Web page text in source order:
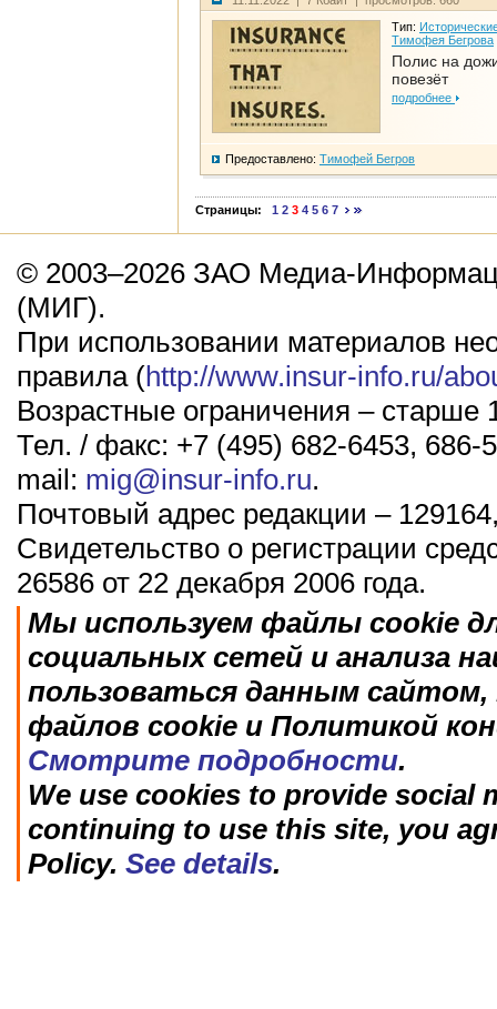
Тип:
Тимофея Бегрова
Полис на
повезёт
подробнее
Предоставлено: Тимофей Бегров
Страницы: 1 2 3 4 5 6 7
© 2003–2026 ЗАО Медиа-
(МИГ).
При использовании материалов
правила (http://www.insur-info.ru/
Возрастные ограничения – старше
Тел. / факс: +7 (495) 682-6453, 686-
mail: mig@insur-info.ru.
Почтовый адрес редакции –
Свидетельство о регистрации
26586 от 22 декабря 2006 года.
Мы используем файлы cookie
социальных сетей и анализа
пользоваться данным
файлов cookie и Политикой
Смотрите подробности.
We use cookies to provide social
continuing to use this site, you
Policy. See details.